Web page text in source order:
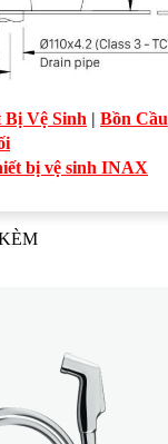
Bị Vệ Sinh | Bồn Cầu
bị vệ sinh INAX